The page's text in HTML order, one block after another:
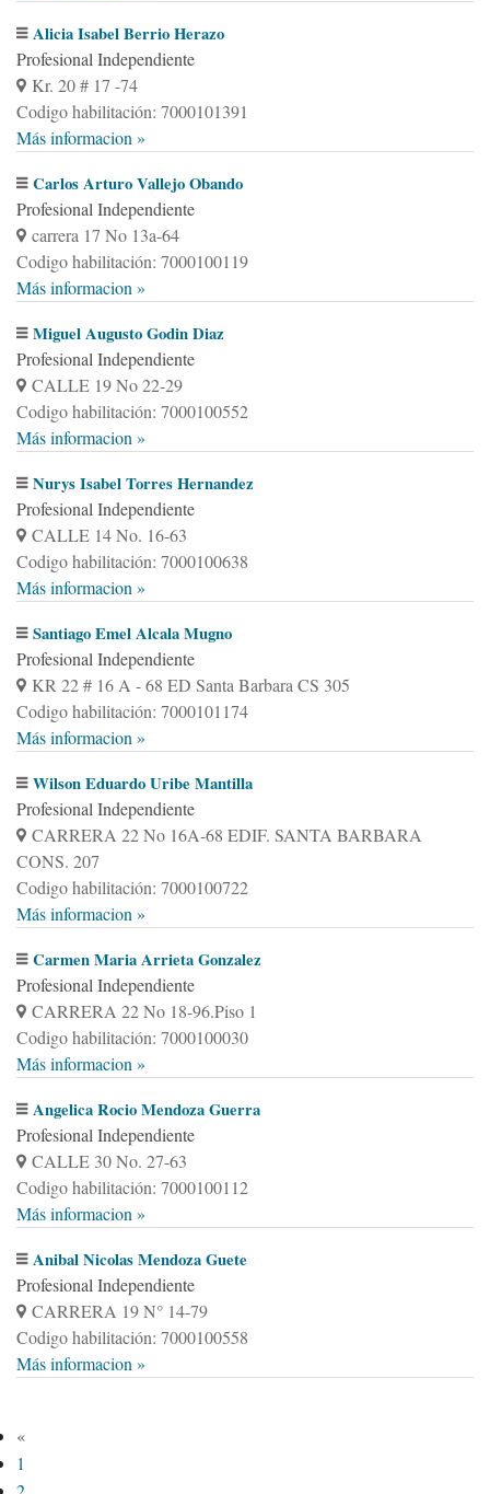
Alicia Isabel Berrio Herazo
Profesional Independiente
Kr. 20 # 17 -74
Codigo habilitación: 7000101391
Más informacion »
Carlos Arturo Vallejo Obando
Profesional Independiente
carrera 17 No 13a-64
Codigo habilitación: 7000100119
Más informacion »
Miguel Augusto Godin Diaz
Profesional Independiente
CALLE 19 No 22-29
Codigo habilitación: 7000100552
Más informacion »
Nurys Isabel Torres Hernandez
Profesional Independiente
CALLE 14 No. 16-63
Codigo habilitación: 7000100638
Más informacion »
Santiago Emel Alcala Mugno
Profesional Independiente
KR 22 # 16 A - 68 ED Santa Barbara CS 305
Codigo habilitación: 7000101174
Más informacion »
Wilson Eduardo Uribe Mantilla
Profesional Independiente
CARRERA 22 No 16A-68 EDIF. SANTA BARBARA
CONS. 207
Codigo habilitación: 7000100722
Más informacion »
Carmen Maria Arrieta Gonzalez
Profesional Independiente
CARRERA 22 No 18-96.Piso 1
Codigo habilitación: 7000100030
Más informacion »
Angelica Rocio Mendoza Guerra
Profesional Independiente
CALLE 30 No. 27-63
Codigo habilitación: 7000100112
Más informacion »
Anibal Nicolas Mendoza Guete
Profesional Independiente
CARRERA 19 N° 14-79
Codigo habilitación: 7000100558
Más informacion »
«
1